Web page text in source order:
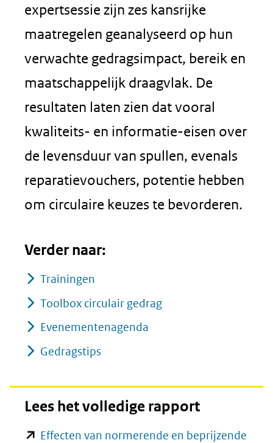
expertsessie zijn zes kansrijke
maatregelen geanalyseerd op hun
verwachte gedragsimpact, bereik en
maatschappelijk draagvlak. De
resultaten laten zien dat vooral
kwaliteits- en informatie-eisen over
de levensduur van spullen, evenals
reparatievouchers, potentie hebben
om circulaire keuzes te bevorderen.
Verder naar:
Trainingen
Toolbox circulair gedrag
Evenementenagenda
Gedragstips
Lees het volledige rapport
Effecten van normerende en beprijzende